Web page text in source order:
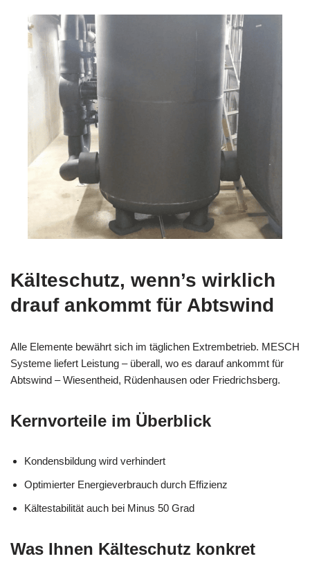
Kälteschutz, wenn’s wirklich
drauf ankommt für Abtswind
Alle Elemente bewährt sich im täglichen Extrembetrieb. MESCH
Systeme liefert Leistung – überall, wo es darauf ankommt für
Abtswind – Wiesentheid, Rüdenhausen oder Friedrichsberg.
Kernvorteile im Überblick
Kondensbildung wird verhindert
Optimierter Energieverbrauch durch Effizienz
Kältestabilität auch bei Minus 50 Grad
Was Ihnen Kälteschutz konkret